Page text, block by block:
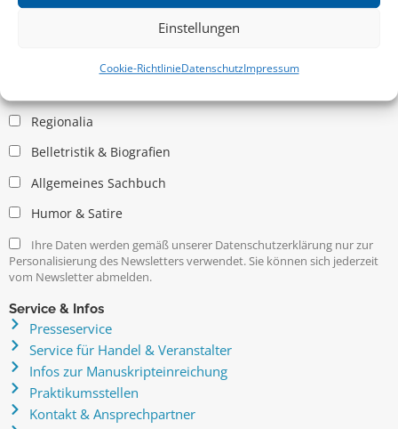
Einstellungen
Cookie-RichtlinieDatenschutzImpressum
Kritische Theorie / Philosophie
Regionalia
Belletristik & Biografien
Allgemeines Sachbuch
Humor & Satire
Ihre Daten werden gemäß unserer Datenschutzerklärung nur zur
Personalisierung des Newsletters verwendet. Sie können sich jederzeit
vom Newsletter abmelden.
Service & Infos
Presseservice
Service für Handel & Veranstalter
Infos zur Manuskripteinreichung
Praktikumsstellen
Kontakt & Ansprechpartner